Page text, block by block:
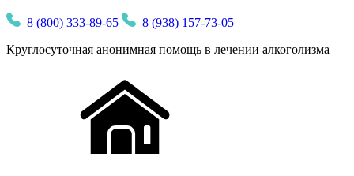
8 (800) 333-89-65
8 (938) 157-73-05
Круглосуточная анонимная помощь в лечении алкоголизма